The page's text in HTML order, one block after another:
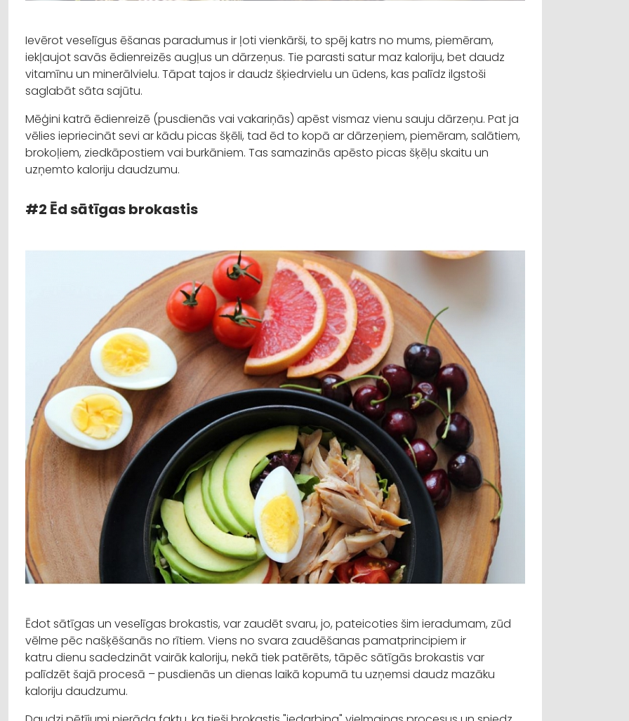
Ievērot veselīgus ēšanas paradumus ir ļoti vienkārši, to spēj katrs no mums, piemēram,
iekļaujot savās ēdienreizēs augļus un dārzeņus. Tie parasti satur maz kaloriju, bet daudz
vitamīnu un minerālvielu. Tāpat tajos ir daudz šķiedrvielu un ūdens, kas palīdz ilgstoši
saglabāt sāta sajūtu.
Mēģini katrā ēdienreizē (pusdienās vai vakariņās) apēst vismaz vienu sauju dārzeņu. Pat ja
vēlies iepriecināt sevi ar kādu picas šķēli, tad ēd to kopā ar dārzeņiem, piemēram, salātiem,
brokoļiem, ziedkāpostiem vai burkāniem. Tas samazinās apēsto picas šķēļu skaitu un
uzņemto kaloriju daudzumu.
#2 Ēd sātīgas brokastis
Ēdot sātīgas un veselīgas brokastis, var zaudēt svaru, jo, pateicoties šim ieradumam, zūd
vēlme pēc našķēšanās no rītiem. Viens no svara zaudēšanas pamatprincipiem ir
katru dienu sadedzināt vairāk kaloriju, nekā tiek patērēts, tāpēc sātīgās brokastis var
palīdzēt šajā procesā – pusdienās un dienas laikā kopumā tu uzņemsi daudz mazāku
kaloriju daudzumu.